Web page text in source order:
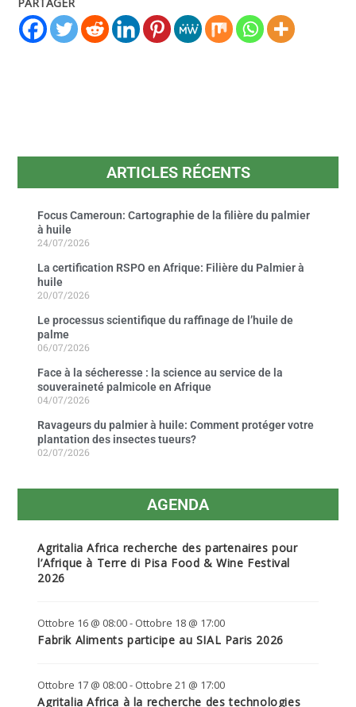
PARTAGER
ARTICLES RÉCENTS
Focus Cameroun: Cartographie de la filière du palmier
à huile
24/07/2026
La certification RSPO en Afrique: Filière du Palmier à
huile
20/07/2026
Le processus scientifique du raffinage de l’huile de
palme
06/07/2026
Face à la sécheresse : la science au service de la
souveraineté palmicole en Afrique
04/07/2026
Ravageurs du palmier à huile: Comment protéger votre
plantation des insectes tueurs?
02/07/2026
AGENDA
Agritalia Africa recherche des partenaires pour
l’Afrique à Terre di Pisa Food & Wine Festival
2026
Ottobre 16 @ 08:00- Ottobre 18 @ 17:00
Fabrik Aliments participe au SIAL Paris 2026
Ottobre 17 @ 08:00- Ottobre 21 @ 17:00
Agritalia Africa à la recherche des technologies